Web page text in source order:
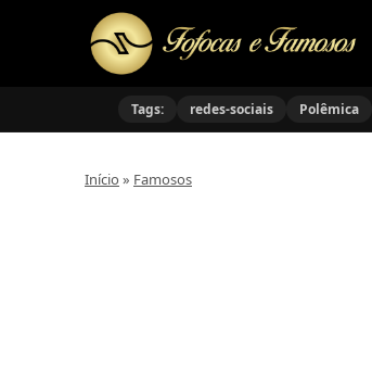
Tags: redes-sociais Polêmica
Início » Famosos